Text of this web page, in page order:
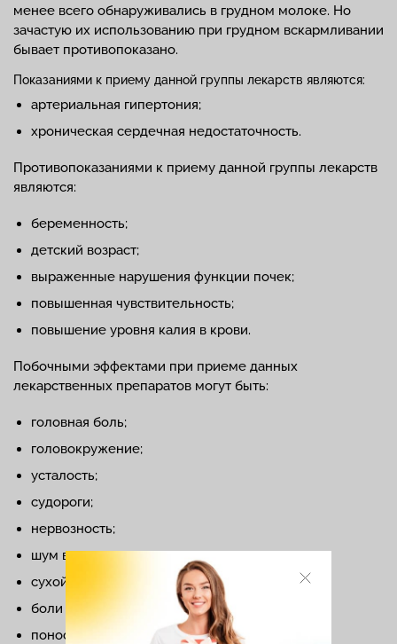
менее всего обнаруживались в грудном молоке. Но
зачастую их использованию при грудном вскармливании
бывает противопоказано.
Показаниями к приему данной группы лекарств являются:
артериальная гипертония;
хроническая сердечная недостаточность.
Противопоказаниями к приему данной группы лекарств
являются:
беременность;
детский возраст;
выраженные нарушения функции почек;
повышенная чувствительность;
повышение уровня калия в крови.
Побочными эффектами при приеме данных
лекарственных препаратов могут быть:
головная боль;
головокружение;
усталость;
судороги;
нервозность;
шум в ушах;
сухой кашель;
боли в животе;
понос;